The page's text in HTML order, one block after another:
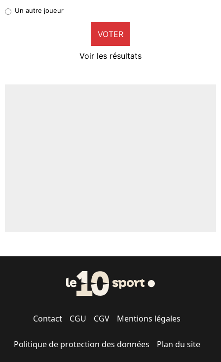
9%
Un autre joueur
VOTER
Voir les résultats
Contact CGU CGV Mentions légales
Politique de protection des données Plan du site